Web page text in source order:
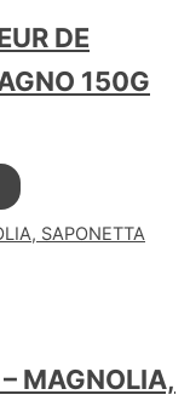
DE
150G
MAGNOLIA,